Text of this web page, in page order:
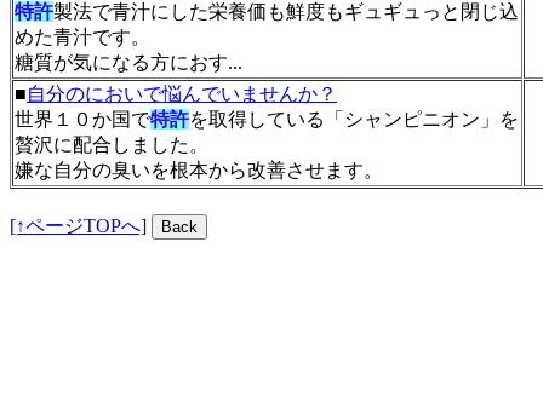
特許製法で青汁にした栄養価も鮮度もギュギュっと閉じ込
めた青汁です。
糖質が気になる方におす...
■自分のにおいで悩んでいませんか？
世界１０か国で特許を取得している「シャンピニオン」を
贅沢に配合しました。
嫌な自分の臭いを根本から改善させます。
[↑ページTOPへ]